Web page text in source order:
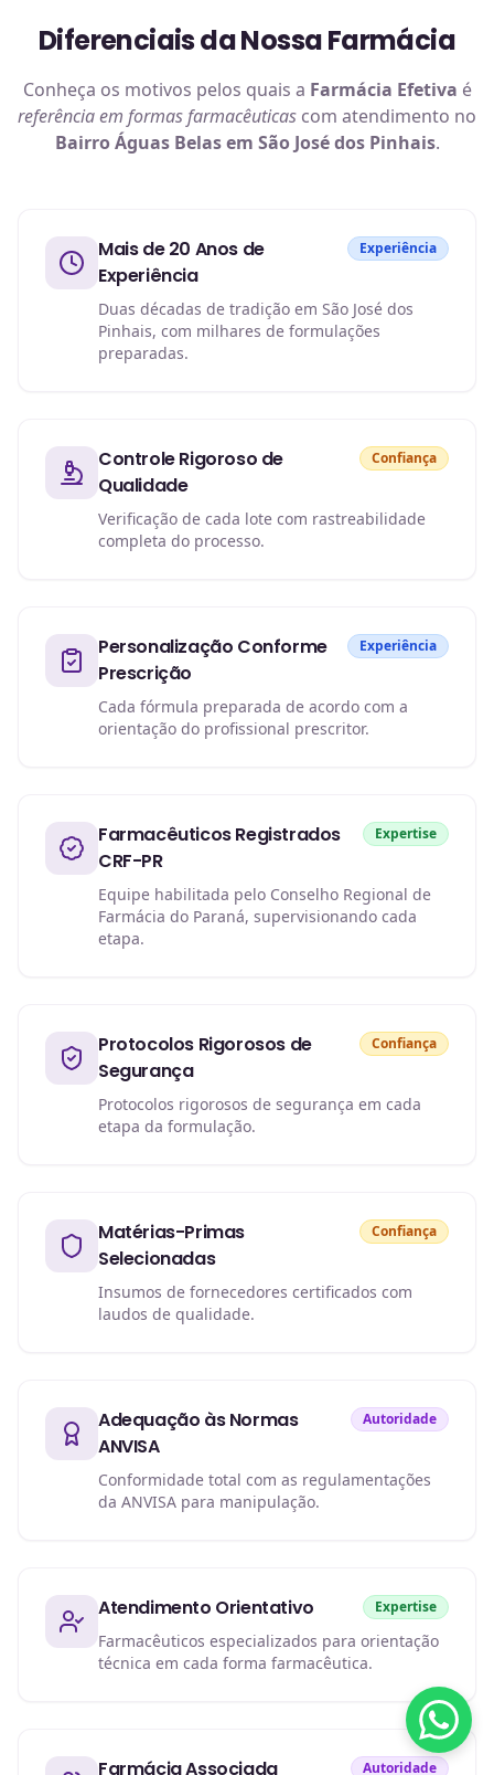
Diferenciais da Nossa Farmácia
Conheça os motivos pelos quais a Farmácia Efetiva é
referência em formas farmacêuticas com atendimento no
Bairro Águas Belas em São José dos Pinhais.
Mais de 20 Anos de
Experiência
Experiência
Duas décadas de tradição em São José dos
Pinhais, com milhares de formulações
preparadas.
Controle Rigoroso de
Qualidade
Confiança
Verificação de cada lote com rastreabilidade
completa do processo.
Personalização Conforme
Prescrição
Experiência
Cada fórmula preparada de acordo com a
orientação do profissional prescritor.
Farmacêuticos Registrados
CRF-PR
Expertise
Equipe habilitada pelo Conselho Regional de
Farmácia do Paraná, supervisionando cada
etapa.
Protocolos Rigorosos de
Segurança
Confiança
Protocolos rigorosos de segurança em cada
etapa da formulação.
Matérias-Primas
Selecionadas
Confiança
Insumos de fornecedores certificados com
laudos de qualidade.
Adequação às Normas
ANVISA
Autoridade
Conformidade total com as regulamentações
da ANVISA para manipulação.
Atendimento Orientativo Expertise
Farmacêuticos especializados para orientação
técnica em cada forma farmacêutica.
Farmácia Associada Autoridade